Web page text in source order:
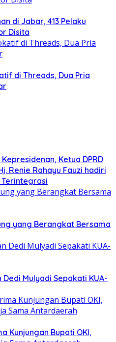
di Jabar, 413 Pelaku
Disita
di Threads, Dua Pria
Ketua DPRD
Renie Rahayu Fauzi hadiri
Terintegrasi
yang Berangkat Bersama
Dedi Mulyadi Sepakati KUA-
Kunjungan Bupati OKI,